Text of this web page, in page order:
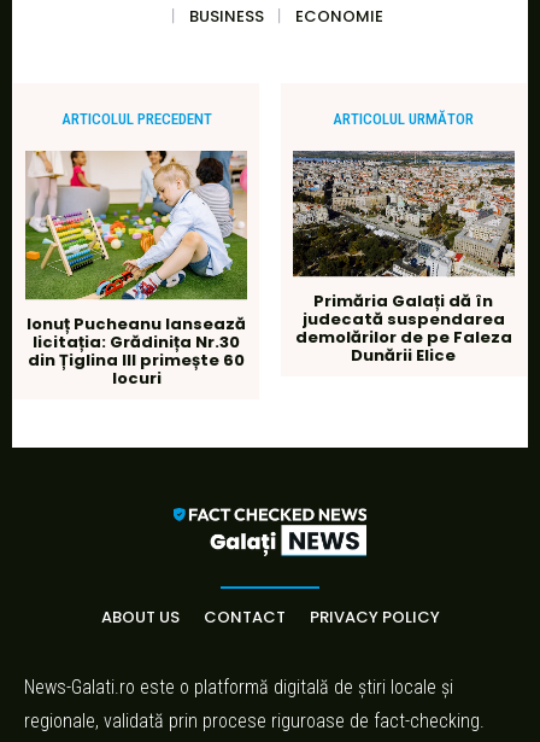
BUSINESS
ECONOMIE
ARTICOLUL PRECEDENT
Ionuț Pucheanu lansează
licitația: Grădinița Nr.30
din Țiglina III primește 60
locuri
ARTICOLUL URMĂTOR
Primăria Galați dă în
judecată suspendarea
demolărilor de pe Faleza
Dunării Elice
ABOUT US CONTACT PRIVACY POLICY
News-Galati.ro este o platformă digitală de știri locale și
regionale, validată prin procese riguroase de fact-checking.